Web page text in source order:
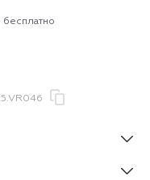
бесплатно